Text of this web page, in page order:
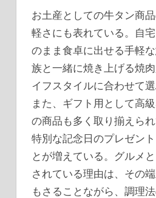
お土産としての牛タン商
軽さにも表れている。自
のまま食卓に出せる手軽
族と一緒に焼き上げる焼
イフスタイルに合わせて選
また、ギフト用として高
の商品も多く取り揃えら
特別な記念日のプレゼン
とが増えている。グルメ
されている理由は、その
もさることながら、調理